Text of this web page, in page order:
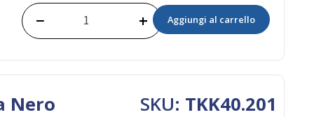
Spray− + Aggiungi al carrello
Nero SKU: TKK40.201